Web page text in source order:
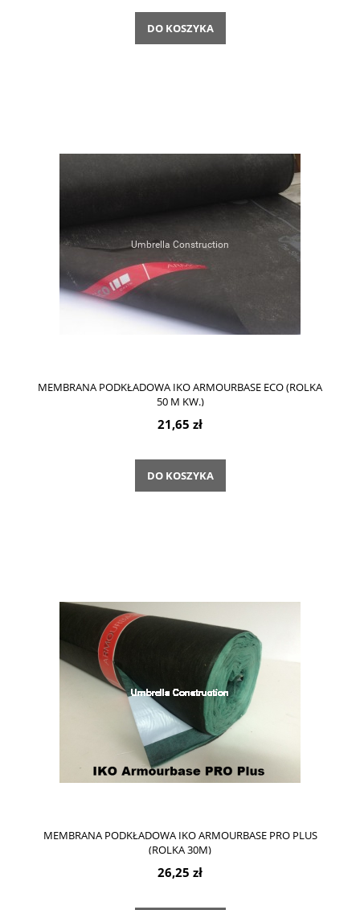
DO KOSZYKA
MEMBRANA PODKŁADOWA IKO ARMOURBASE ECO (ROLKA
50 M KW.)
21,65 zł
DO KOSZYKA
MEMBRANA PODKŁADOWA IKO ARMOURBASE PRO PLUS
(ROLKA 30M)
26,25 zł